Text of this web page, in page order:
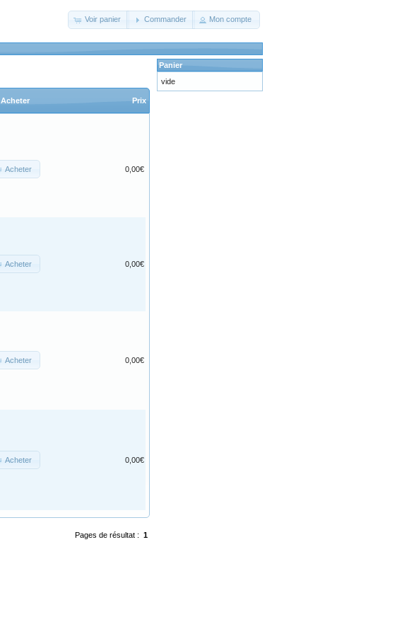
Voir panier Commander Mon compte
Acheter Prix
Acheter 0,00€
Acheter 0,00€
Acheter 0,00€
Acheter 0,00€
Pages de résultat : 1
Panier
vide